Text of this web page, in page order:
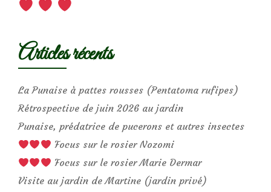
Articles récents
La Punaise à pattes rousses (Pentatoma rufipes)
Rétrospective de juin 2026 au jardin
Punaise, prédatrice de pucerons et autres insectes
Focus sur le rosier Nozomi
Focus sur le rosier Marie Dermar
Visite au jardin de Martine (jardin privé)